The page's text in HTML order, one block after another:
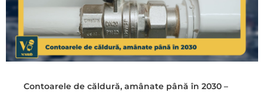
Contoarele de căldură, amânate până în 2030 –